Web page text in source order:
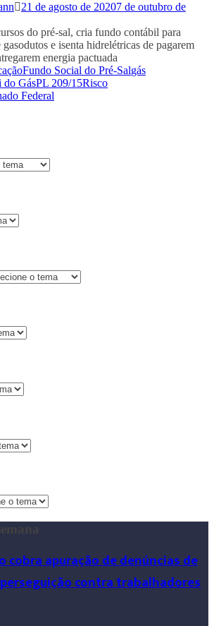
21 de agosto de 20207 de outubro de
do pré-sal, cria fundo contábil para
e isenta hidrelétricas de pagarem
energia pactuada
Fundo Social do Pré-Salgás
do GásPL 209/15Risco
Federal
cobra apuração de denúncias de
contra trabalhadores